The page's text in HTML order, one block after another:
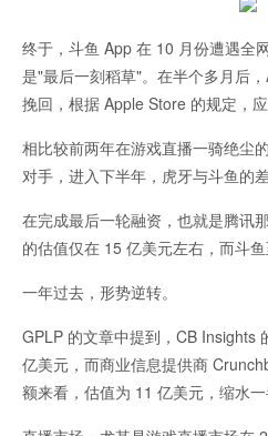
终于，斗鱼 App 在 10 月份遭遇全
是"最后一刻稻草"。在半个多月后
挽回，根据 Apple Store 的规定，
相比较前两年在游戏直播一骑绝尘
对手，进入下半年，虎牙与斗鱼的
在完成最后一轮融资，也就是腾讯
的估值仅在 15 亿美元左右，而斗鱼
一年过去，形势逆转。
GPLP 的文章中提到，CB Insights
亿美元，而商业信息提供商
额来看，估值为 11 亿美元，缩水一